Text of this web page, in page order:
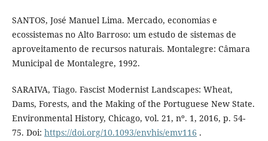
SANTOS, José Manuel Lima. Mercado, economias e
ecossistemas no Alto Barroso: um estudo de sistemas de
aproveitamento de recursos naturais. Montalegre: Câmara
Municipal de Montalegre, 1992.
SARAIVA, Tiago. Fascist Modernist Landscapes: Wheat,
Dams, Forests, and the Making of the Portuguese New State.
Environmental History, Chicago, vol. 21, nº. 1, 2016, p. 54-
75. Doi: https://doi.org/10.1093/envhis/emv116 .